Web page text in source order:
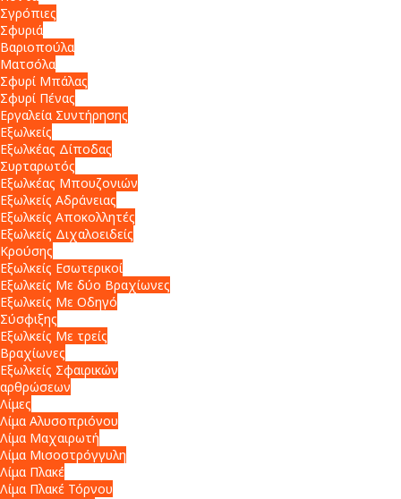
Σγρόπιες
Σφυριά
Βαριοπούλα
Ματσόλα
Σφυρί Μπάλας
Σφυρί Πένας
Εργαλεία Συντήρησης
Εξωλκείς
Εξωλκέας Δίποδας
Συρταρωτός
Εξωλκέας Μπουζονιών
Εξωλκείς Αδράνειας
Εξωλκείς Αποκολλητές
Εξωλκείς Διχαλοειδείς
Κρούσης
Εξωλκείς Εσωτερικοί
Εξωλκείς Με δύο Βραχίωνες
Εξωλκείς Με Οδηγό
Σύσφιξης
Εξωλκείς Με τρείς
Βραχίωνες
Εξωλκείς Σφαιρικών
αρθρώσεων
Λίμες
Λίμα Αλυσοπριόνου
Λίμα Μαχαιρωτή
Λίμα Μισοστρόγγυλη
Λίμα Πλακέ
Λίμα Πλακέ Τόρνου